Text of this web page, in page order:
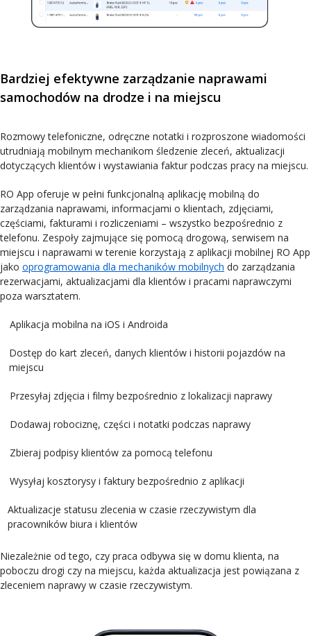
Bardziej efektywne zarządzanie naprawami
samochodów na drodze i na miejscu
Rozmowy telefoniczne, odręczne notatki i rozproszone wiadomości
utrudniają mobilnym mechanikom śledzenie zleceń, aktualizacji
dotyczących klientów i wystawiania faktur podczas pracy na miejscu.
RO App oferuje w pełni funkcjonalną aplikację mobilną do
zarządzania naprawami, informacjami o klientach, zdjęciami,
częściami, fakturami i rozliczeniami – wszystko bezpośrednio z
telefonu. Zespoły zajmujące się pomocą drogową, serwisem na
miejscu i naprawami w terenie korzystają z aplikacji mobilnej RO App
jako oprogramowania dla mechaników mobilnych do zarządzania
rezerwacjami, aktualizacjami dla klientów i pracami naprawczymi
poza warsztatem.
Aplikacja mobilna na iOS i Androida
Dostęp do kart zleceń, danych klientów i historii pojazdów na
miejscu
Przesyłaj zdjęcia i filmy bezpośrednio z lokalizacji naprawy
Dodawaj robociznę, części i notatki podczas naprawy
Zbieraj podpisy klientów za pomocą telefonu
Wysyłaj kosztorysy i faktury bezpośrednio z aplikacji
Aktualizacje statusu zlecenia w czasie rzeczywistym dla
pracowników biura i klientów
Niezależnie od tego, czy praca odbywa się w domu klienta, na
poboczu drogi czy na miejscu, każda aktualizacja jest powiązana z
zleceniem naprawy w czasie rzeczywistym.